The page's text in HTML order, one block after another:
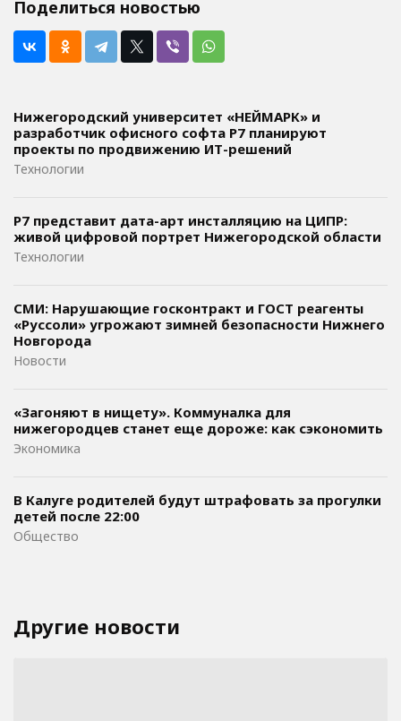
Поделиться новостью
Нижегородский университет «НЕЙМАРК» и
разработчик офисного софта P7 планируют
проекты по продвижению ИТ-решений
Технологии
Р7 представит дата-арт инсталляцию на ЦИПР:
живой цифровой портрет Нижегородской области
Технологии
СМИ: Нарушающие госконтракт и ГОСТ реагенты
«Руссоли» угрожают зимней безопасности Нижнего
Новгорода
Новости
«Загоняют в нищету». Коммуналка для
нижегородцев станет еще дороже: как сэкономить
Экономика
В Калуге родителей будут штрафовать за прогулки
детей после 22:00
Общество
Другие новости